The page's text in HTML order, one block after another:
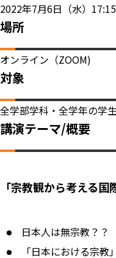
2022年7月6日（水）
場所
オンライン（ZOOM)
対象
全学部学科・全学年の学
講演テーマ/概要
「宗教観から考える国
日本人は無宗教？？
「日本における宗教